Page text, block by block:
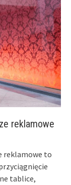
reklamowe
reklamowe to
tablice,